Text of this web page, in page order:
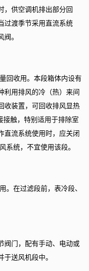
，供空调机排出部分回
过渡季节采用直流系统
阀。
回收用。本段箱体内设有
利用排风的冷（热）来间
收装置，可回收排风显热
接触，特别适用于排除室
直流系统使用时，应关闭
系统，不宜使用该段。
。在过滤段前，表冷段、
阀门，配有手动、电动或
送风机段中。